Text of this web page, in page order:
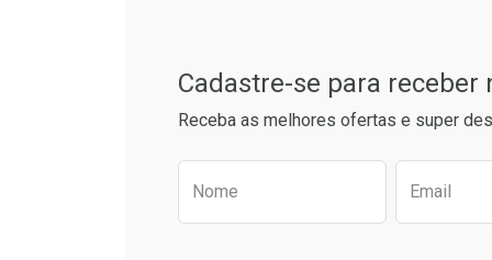
Ativar Desconto
Cadastre-se para receber
Receba as melhores ofertas e super
Preencha o formulário
Nome Email